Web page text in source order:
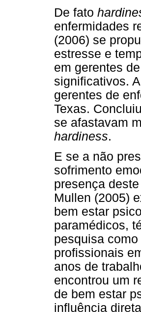
De fato
enfermidades
(2006) se
estresse e
em gerentes
significativos.
gerentes de
Texas.
se afastavam
hardiness.
E se a não
sofrimento
presença
Mullen (2005)
bem estar
paramédicos,
pesquisa
profissionais
anos de
encontrou um
de bem estar
influência